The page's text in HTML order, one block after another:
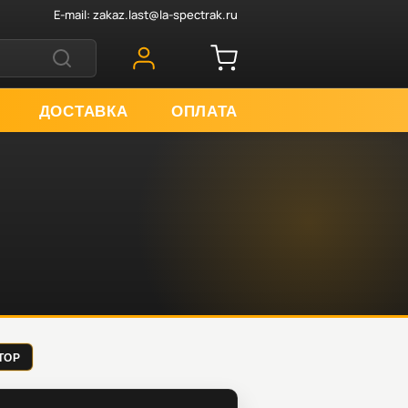
E-mail: zakaz.last@la-spectrak.ru
ДОСТАВКА ОПЛАТА